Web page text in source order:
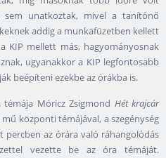
unatkoztak, mivel a tanítónő
addig a munkafüzetben kellett
KIP mellett más, hagyományosnak
ugyanakkor a KIP legfontosabb
beépíteni ezekbe az órákba is.
Móricz Zsigmond Hét krajcár
központi témájával, a szegénység
percben az órára való ráhangolódás
vezette be az óra témáját.